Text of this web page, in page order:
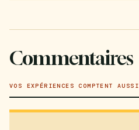
Commentaires
VOS EXPÉRIENCES COMPTENT AUSSI